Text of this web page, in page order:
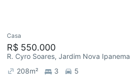
Casa
R$ 550.000
R. Cyro Soares, Jardim Nova Ipanema
208m² 3 5